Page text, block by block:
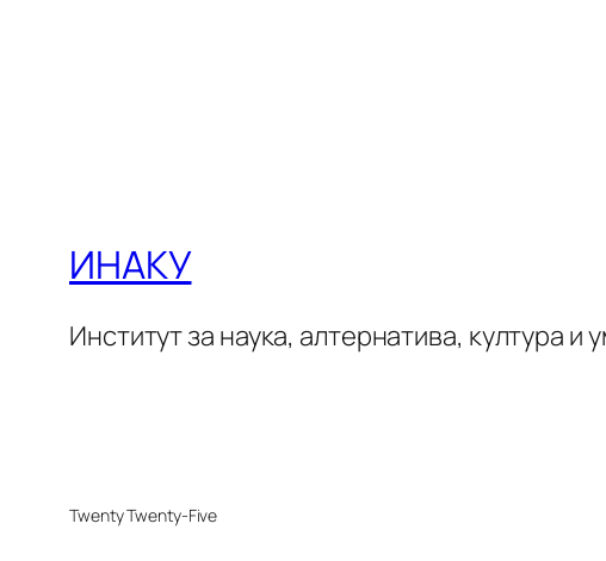
ИНАКУ
Институт за наука, алтернатива, култура и
Twenty Twenty-Five